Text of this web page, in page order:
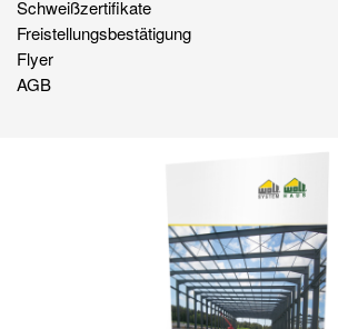
Schweißzertifikate
Freistellungsbestätigung
Flyer
AGB